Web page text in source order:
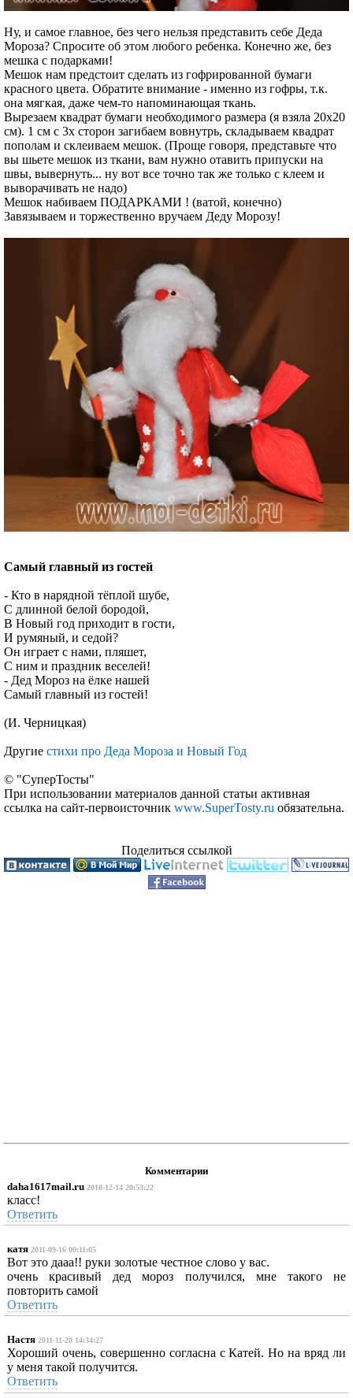
Ну, и самое главное, без чего нельзя представить себе Деда
Мороза? Спросите об этом любого ребенка. Конечно же, без
мешка с подарками!
Мешок нам предстоит сделать из гофрированной бумаги
красного цвета. Обратите внимание - именно из гофры, т.к.
она мягкая, даже чем-то напоминающая ткань.
Вырезаем квадрат бумаги необходимого размера (я взяла 20х20
см). 1 см с 3х сторон загибаем вовнутрь, складываем квадрат
пополам и склеиваем мешок. (Проще говоря, представьте что
вы шьете мешок из ткани, вам нужно отавить припуски на
швы, вывернуть... ну вот все точно так же только с клеем и
выворачивать не надо)
Мешок набиваем ПОДАРКАМИ ! (ватой, конечно)
Завязываем и торжественно вручаем Деду Морозу!
Самый главный из гостей
- Кто в нарядной тёплой шубе,
С длинной белой бородой,
В Новый год приходит в гости,
И румяный, и седой?
Он играет с нами, пляшет,
С ним и праздник веселей!
- Дед Мороз на ёлке нашей
Самый главный из гостей!
(И. Черницкая)
Другие стихи про Деда Мороза и Новый Год
© "СуперТосты"
При использовании материалов данной статьи активная
ссылка на сайт-первоисточник www.SuperTosty.ru обязательна.
Поделиться ссылкой
Комментарии
daha1617mail.ru 2010-12-14 20:53:22
класс!
Ответить
катя 2011-09-16 00:11:05
Вот это дааа!! руки золотые честное слово у вас.
очень красивый дед мороз получился, мне такого не
повторить самой
Ответить
Настя 2011-11-20 14:34:27
Хороший очень, совершенно согласна с Катей. Но на вряд ли
у меня такой получится.
Ответить